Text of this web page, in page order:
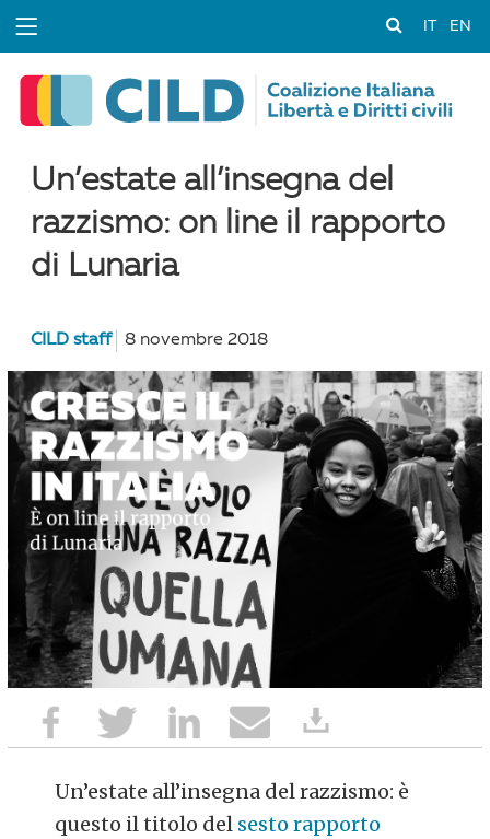
EN
Un’estate all’insegna del
razzismo: on line il rapporto
di Lunaria
CILD staff 8 novembre 2018
Un’estate all’insegna del razzismo: è
questo il titolo del sesto rapporto